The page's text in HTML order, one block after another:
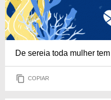
De sereia toda mulher tem
COPIAR